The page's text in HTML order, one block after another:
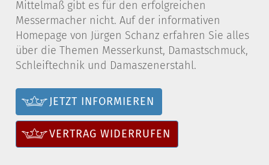
Mittelmaß gibt es für den erfolgreichen
Messermacher nicht. Auf der informativen
Homepage von Jürgen Schanz erfahren Sie alles
über die Themen Messerkunst, Damastschmuck,
Schleiftechnik und Damaszenerstahl.
JETZT INFORMIEREN
VERTRAG WIDERRUFEN